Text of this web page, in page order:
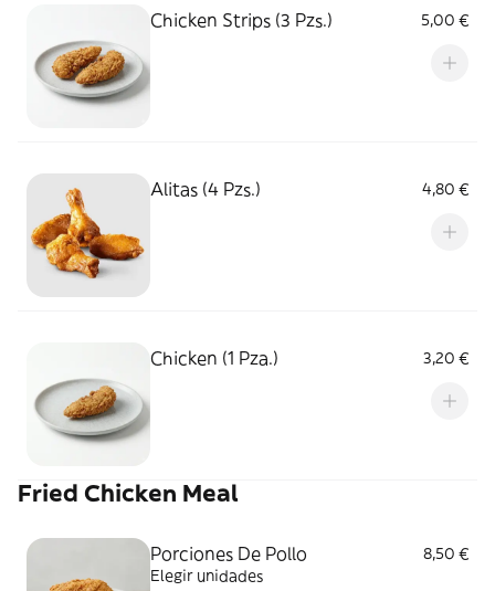
Chicken Strips (3 Pzs.) 5,00 €
Alitas (4 Pzs.) 4,80 €
Chicken (1 Pza.) 3,20 €
Fried Chicken Meal
Porciones De Pollo
8,50 €
Elegir unidades